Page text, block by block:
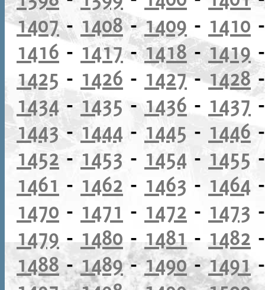
1407- 1408-1409 - 1410
1416 - 1417-1418- 1419
1425 - 1426 - 1427-1428
1434 -1435 - 1436 - 1437
1443- 1444 - 1445 - 1446
1452 - 1453 - 1454 - 1455
1461 - 1462 - 1463 - 1464
1470 - 1471 - 1472 - 1473
1479 - 1480 - 1481 - 1482
1488 -1489-1490-1491